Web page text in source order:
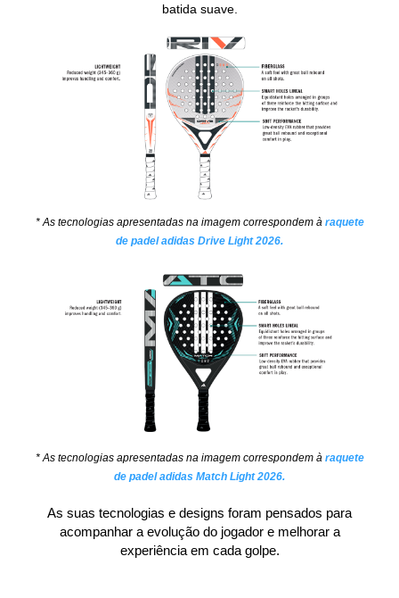
batida suave.
* As tecnologias apresentadas na imagem correspondem à raquete
de padel adidas Drive Light 2026.
* As tecnologias apresentadas na imagem correspondem à raquete
de padel adidas Match Light 2026.
As suas tecnologias e designs foram pensados para
acompanhar a evolução do jogador e melhorar a
experiência em cada golpe.